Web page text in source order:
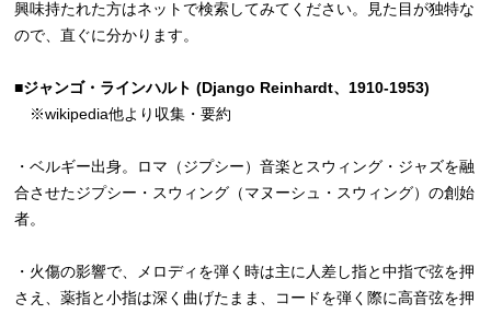
興味持たれた方はネットで検索してみてください。見た目が独特な
ので、直ぐに分かります。
■ジャンゴ・ラインハルト (Django Reinhardt、1910-1953)
※wikipedia他より収集・要約
・ベルギー出身。ロマ（ジプシー）音楽とスウィング・ジャズを融
合させたジプシー・スウィング（マヌーシュ・スウィング）の創始
者。
・火傷の影響で、メロディを弾く時は主に人差し指と中指で弦を押
さえ、薬指と小指は深く曲げたまま、コードを弾く際に高音弦を押